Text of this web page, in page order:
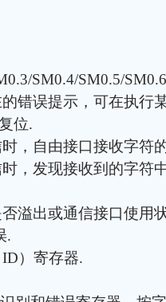
SM0.4/SM0.5/
错误提示，可在执行
位.
，自由接口接收字符
，发现接收到的字符
溢出或通信接口使用
.
）寄存器.